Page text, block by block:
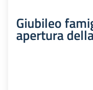
Giubileo
apertura